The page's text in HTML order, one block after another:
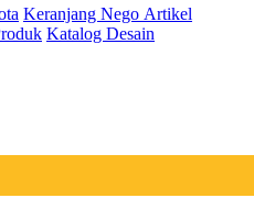
Keranjang Nego Artikel
Katalog Desain